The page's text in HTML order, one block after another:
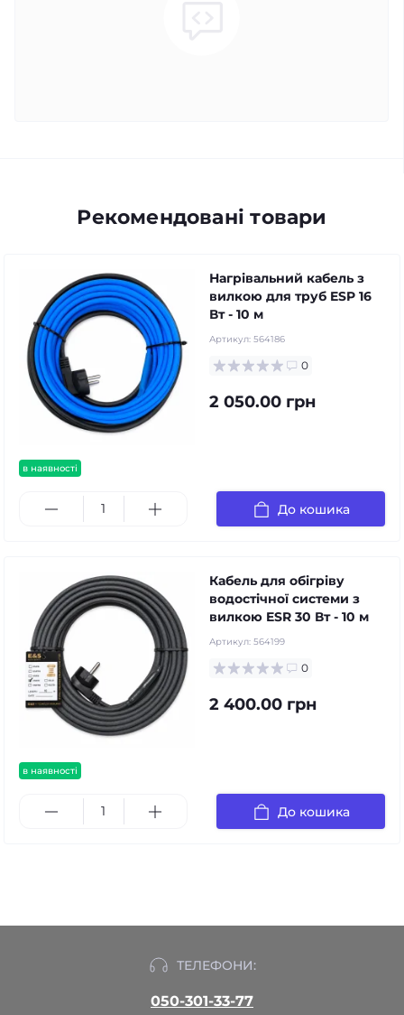
Рекомендовані товари
в наявності
Нагрівальний кабель з
вилкою для труб ESP 16
Вт - 10 м
Артикул: 564186
0
2 050.00 грн
До кошика
в наявності
Кабель для обігріву
водостічної системи з
вилкою ESR 30 Вт - 10 м
Артикул: 564199
0
2 400.00 грн
До кошика
ТЕЛЕФОНИ:
050-301-33-77